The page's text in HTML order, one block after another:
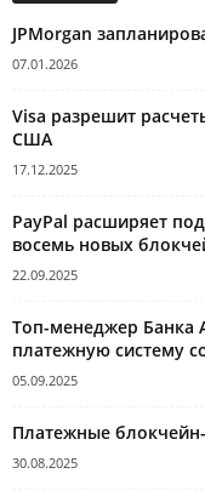
JPMorgan
07.01.2026
Visa разрешит
США
17.12.2025
PayPal расширяет
восемь новых
22.09.2025
Топ-менеджер Банка
платежную систему
05.09.2025
Платежные
30.08.2025